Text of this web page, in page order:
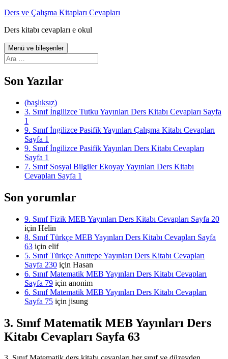
İçeriğe
Ders ve Çalışma Kitapları Cevapları
Ders kitabı cevapları e okul
Menü ve bileşenler
Arama:
Son Yazılar
(başlıksız)
3. Sınıf İngilizce Tutku Yayınları Ders Kitabı Cevapları Sayfa
1
9. Sınıf İngilizce Pasifik Yayınları Çalışma Kitabı Cevapları
Sayfa 1
9. Sınıf İngilizce Pasifik Yayınları Ders Kitabı Cevapları
Sayfa 1
7. Sınıf Sosyal Bilgiler Ekoyay Yayınları Ders Kitabı
Cevapları Sayfa 1
Son yorumlar
9. Sınıf Fizik MEB Yayınları Ders Kitabı Cevapları Sayfa 20
için Helin
8. Sınıf Türkçe MEB Yayınları Ders Kitabı Cevapları Sayfa
63 için elif
5. Sınıf Türkçe Anıttepe Yayınları Ders Kitabı Cevapları
Sayfa 230 için Hasan
6. Sınıf Matematik MEB Yayınları Ders Kitabı Cevapları
Sayfa 79 için anonim
6. Sınıf Matematik MEB Yayınları Ders Kitabı Cevapları
Sayfa 75 için jisung
3. Sınıf Matematik MEB Yayınları Ders
Kitabı Cevapları Sayfa 63